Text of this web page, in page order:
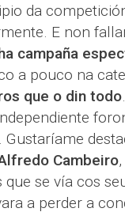
da
E non
campaña
a pouco na
que o din todo
Gustaríame
Cambeiro
se vía cos
a perder a